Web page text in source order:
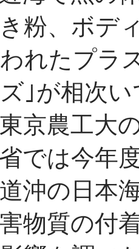
粉、ボデ
れたプラ
｣が相次
京農工大
では今年
沖の日本
物質の付